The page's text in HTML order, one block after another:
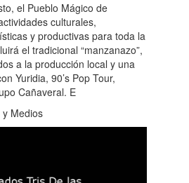
el Pueblo Mágico de
culturales,
y productivas para toda la
el tradicional “manzanazo”,
a la producción local y una
Yuridia, 90’s Pop Tour,
Cañaveral. E
Medios